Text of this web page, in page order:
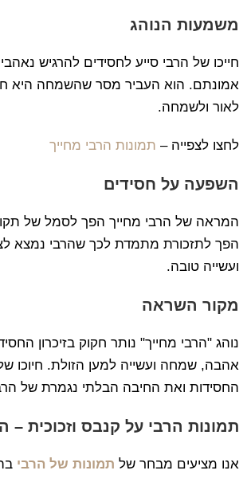
משמעות הנוהג
חייכו של הרבי סייע לחסידים להרגיש
אמונתם. הוא העביר מסר שהשמחה היא
לאור ולשמחה.
לחצו לצפייה – תמונות הרבי מחייך
השפעה על חסידים
המראה של הרבי מחייך הפך לסמל של
הפך לתזכורת מתמדת לכך שהרבי נמצא
ועשייה טובה.
מקור השראה
נוהג "הרבי מחייך" נותר חקוק בזיכרון
אהבה, שמחה ועשייה למען הזולת. חיוכו
החסידות ואת החיבה הבלתי נגמרת של
תמונות הרבי על קנבס וזכוכית
אנו מציעים מבחר של תמונות של הרבי